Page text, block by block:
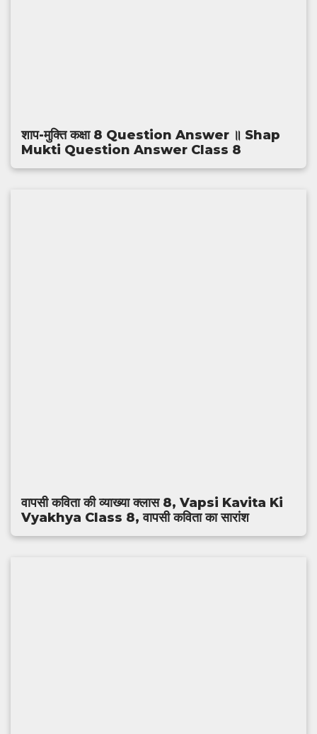
शाप-मुक्ति कक्षा 8 Question Answer ॥ Shap
Mukti Question Answer Class 8
वापसी कविता की व्याख्या क्लास 8, Vapsi Kavita Ki
Vyakhya Class 8, वापसी कविता का सारांश